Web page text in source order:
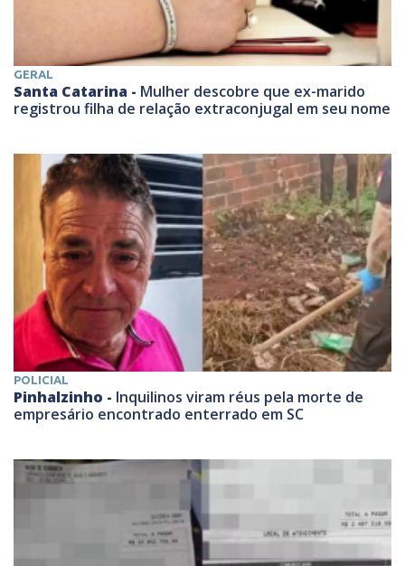
GERAL
Santa Catarina - Mulher descobre que ex-marido
registrou filha de relação extraconjugal em seu nome
POLICIAL
Pinhalzinho - Inquilinos viram réus pela morte de
empresário encontrado enterrado em SC